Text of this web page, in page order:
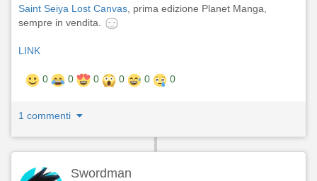
Saint Seiya Lost Canvas , prima edizione Planet Manga,
sempre in vendita.
LINK
0 0 0 0 0 0
1 commenti
Swordman